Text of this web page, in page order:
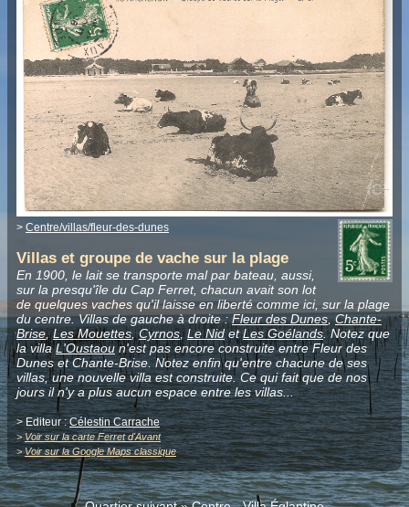
> Centre/villas/fleur-des-dunes
Villas et groupe de vache sur la plage
En 1900, le lait se transporte mal par bateau, aussi,
sur la presqu'île du Cap Ferret, chacun avait son lot
de quelques vaches qu'il laisse en liberté comme ici, sur la plage
du centre. Villas de gauche à droite :Fleur des Dunes,Chante-
Brise,Les Mouettes,Cyrnos,Le NidetLes Goélands. Notez que
la villaL'Oustaoun'est pas encore construite entre Fleur des
Dunes et Chante-Brise. Notez enfin qu'entre chacune de ses
villas, une nouvelle villa est construite. Ce qui fait que de nos
jours il n'y a plus aucun espace entre les villas...
> Editeur :Célestin Carrache
>Voir sur la carte Ferret d'Avant
>Voir sur la Google Maps classique